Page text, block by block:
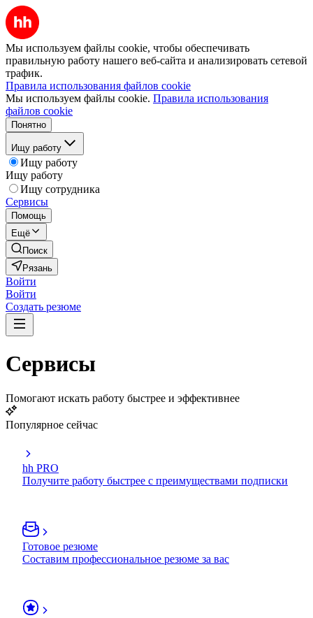
Мы используем файлы cookie, чтобы обеспечивать
правильную работу нашего веб-сайта и анализировать сетевой
трафик.
Правила использования файлов cookie
Мы используем файлы cookie. Правила использования
файлов cookie
Понятно
Ищу работу
Ищу работу
Ищу работу
Ищу сотрудника
Сервисы
Помощь
Ещё
Поиск
Рязань
Войти
Войти
Создать резюме
Сервисы
Помогают искать работу быстрее и эффективнее
Популярное сейчас
hh PRO
Получите работу быстрее с преимуществами подписки
Готовое резюме
Составим профессиональное резюме за вас